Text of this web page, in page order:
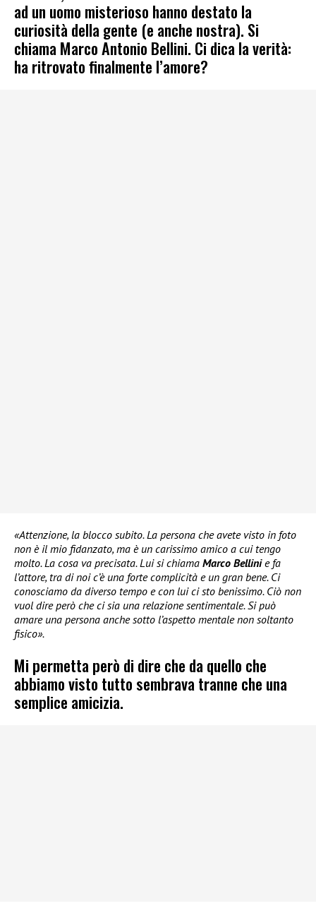
ad un uomo misterioso hanno destato la
curiosità della gente (e anche nostra). Si
chiama Marco Antonio Bellini. Ci dica la verità:
ha ritrovato finalmente l’amore?
«Attenzione, la blocco subito. La persona che avete visto in foto
non è il mio fidanzato, ma è un carissimo amico a cui tengo
molto. La cosa va precisata. Lui si chiama Marco Bellinie fa
l’attore, tra di noi c’è una forte complicità e un gran bene. Ci
conosciamo da diverso tempo e con lui ci sto benissimo. Ciò non
vuol dire però che ci sia una relazione sentimentale. Si può
amare una persona anche sotto l’aspetto mentale non soltanto
fisico».
Mi permetta però di dire che da quello che
abbiamo visto tutto sembrava tranne che una
semplice amicizia.